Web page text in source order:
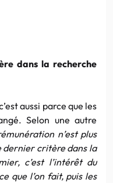
dans la recherche
aussi parce que les
Selon une autre
n’est plus
dernier critère dans la
c’est l’intérêt du
que l’on fait, puis les